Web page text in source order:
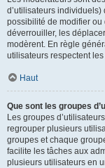
d’utilisateurs
possibilité de modifier ou
déverrouiller, les
modèrent. En règle
utilisateurs respectent
Haut
Que sont les groupes
Les groupes
regrouper plusieurs
groupes et chaque
facilite les tâches aux
plusieurs utilisateurs en